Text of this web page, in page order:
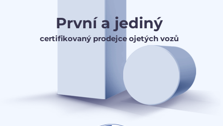
První a jediný
certifikovaný prodejce ojetých vozů